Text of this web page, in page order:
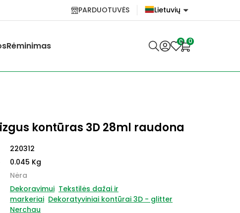
PARDUOTUVĖS
Lietuvių
Lietuvių
Rėminimas 0 0
kontūras 3D 28ml raudona
220312
0.045 Kg
Nėra
Dekoravimui Tekstilės dažai ir
markeriai Dekoratyviniai kontūrai 3D - glitter
Nerchau